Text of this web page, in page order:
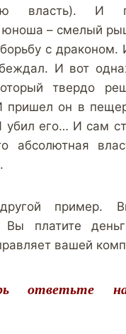
власть). И
юноша – смелый
с
И вот
твердо
пришел он в
убил его… И сам
абсолютная
пример.
Вы платите
вашей
ответьте на